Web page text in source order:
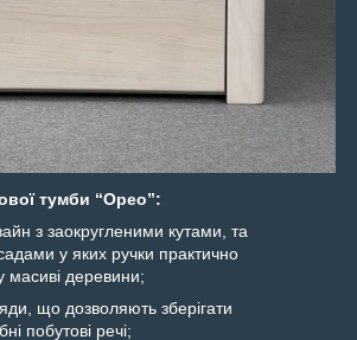
тумби “Орео”:
з заокругленими кутами, та
у яких ручки практично
масиві деревини;
що дозволяють зберігати
побутові речі;